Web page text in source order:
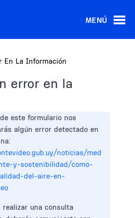
MENÚ
En La Información
error en la
este formulario nos
algún error detectado en
noticias/med
y-sostenibilidad/como-
del-aire-en-
realizar una consulta